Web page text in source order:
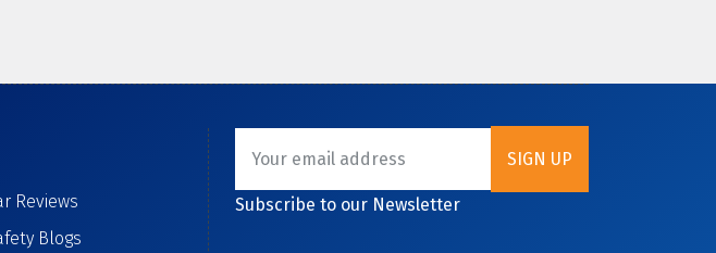
Reviews
Blogs
Subscribe to our Newsletter